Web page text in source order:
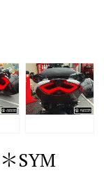
SYM